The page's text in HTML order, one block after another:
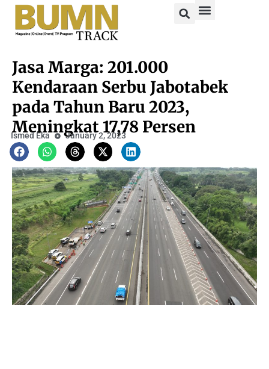
Jasa Marga: 201.000
Kendaraan Serbu Jabotabek
pada Tahun Baru 2023,
Meningkat 17,78 Persen
Ismed Eka January 2, 2023